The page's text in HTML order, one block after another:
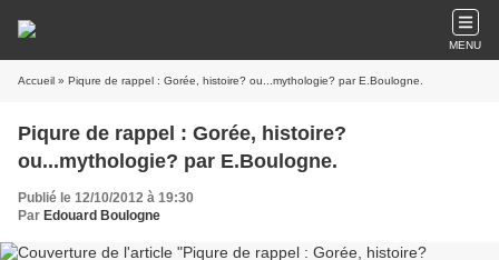
MENU
Accueil » Piqure de rappel : Gorée, histoire? ou...mythologie? par E.Boulogne.
Piqure de rappel : Gorée, histoire?
ou...mythologie? par E.Boulogne.
Publié le 12/10/2012 à 19:30
Par Edouard Boulogne